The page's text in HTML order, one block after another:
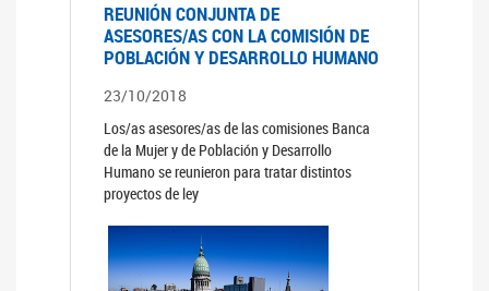
REUNIÓN CONJUNTA DE
ASESORES/AS CON LA COMISIÓN DE
POBLACIÓN Y DESARROLLO HUMANO
23/10/2018
Los/as asesores/as de las comisiones Banca
de la Mujer y de Población y Desarrollo
Humano se reunieron para tratar distintos
proyectos de ley